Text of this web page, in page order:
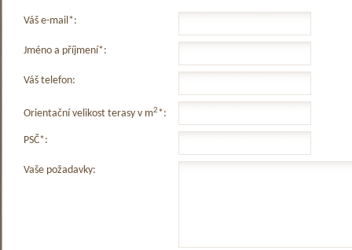
Váš e-mail*:
Jméno a příjmení*:
Váš telefon:
Orientační velikost terasy v m2*:
PSČ*:
Vaše požadavky: